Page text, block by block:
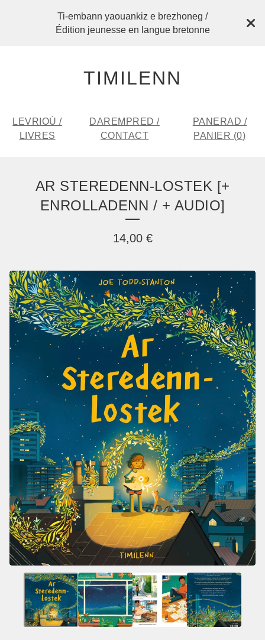
Ti-embann yaouankiz e brezhoneg /
Édition jeunesse en langue bretonne
TIMILENN
LEVRIOÙ /
LIVRES
DAREMPRED /
CONTACT
PANERAD /
PANIER (0)
AR STEREDENN-LOSTEK [+
ENROLLADENN / + AUDIO]
14,00 €